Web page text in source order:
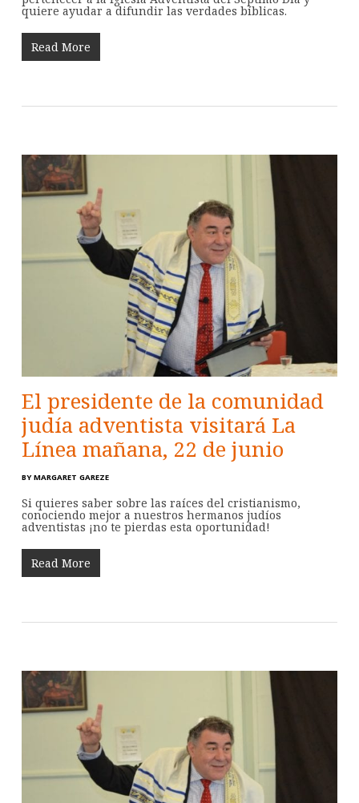
quiere ayudar a difundir las verdades bíblicas.
Read More
El presidente de la comunidad
judía adventista visitará La
Línea mañana, 22 de junio
BY MARGARET GAREZE
Si quieres saber sobre las raíces del cristianismo,
conociendo mejor a nuestros hermanos judíos
adventistas ¡no te pierdas esta oportunidad!
Read More